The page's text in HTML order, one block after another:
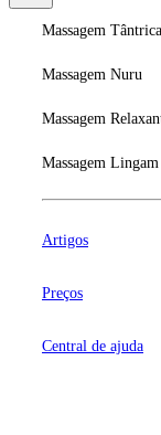
Massagem Tântrica
Massagem Nuru
Massagem
Massagem Lingam
Artigos
Preços
Central de ajuda